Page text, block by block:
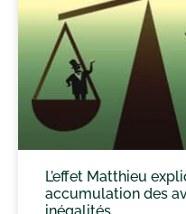
L’effet Matthieu
accumulation des